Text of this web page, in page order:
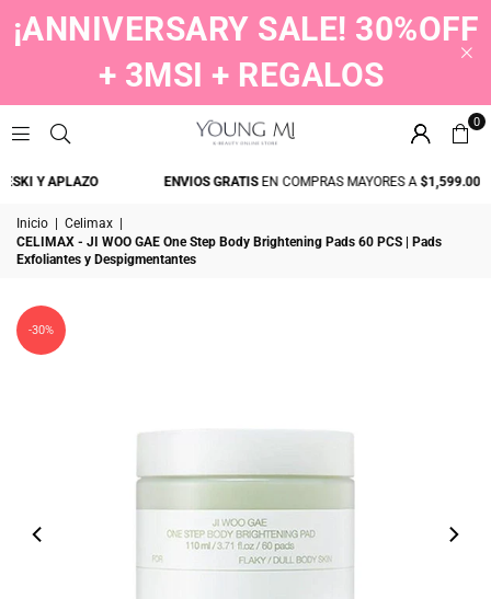
¡ANNIVERSARY SALE! 30%OFF
+ 3MSI + REGALOS
0
Y APLAZO ENVIOS GRATISEN COMPRAS MAYORES A$1,599.00
Inicio Celimax
CELIMAX - JI WOO GAE One Step Body Brightening Pads 60 PCS | Pads
Exfoliantes y Despigmentantes
-30%